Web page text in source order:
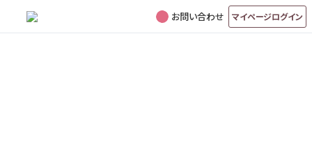
お問い合わせ マイページログイン